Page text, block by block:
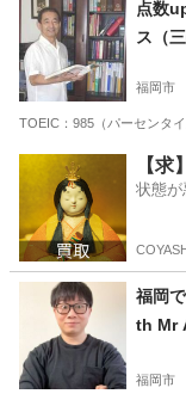
点数
ス（
福岡市
TOEIC：985（パーセンタ
【
状態が
福岡
th Mr
福岡市